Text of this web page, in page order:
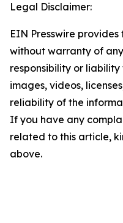
Legal Disclaimer:
EIN Presswire provides
without warranty of
responsibility or
images, videos,
reliability of the
If you have any
related to this article,
above.